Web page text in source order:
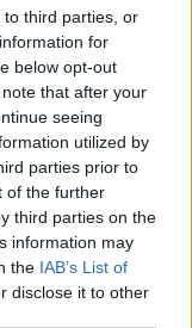
third parties, or
for
below opt-out
that after your
seeing
utilized by
parties prior to
of the further
third parties on the
information may
the IAB’s List of
disclose it to other
e prealpine,
con
instabili.
temperature
mentre
più favorevole